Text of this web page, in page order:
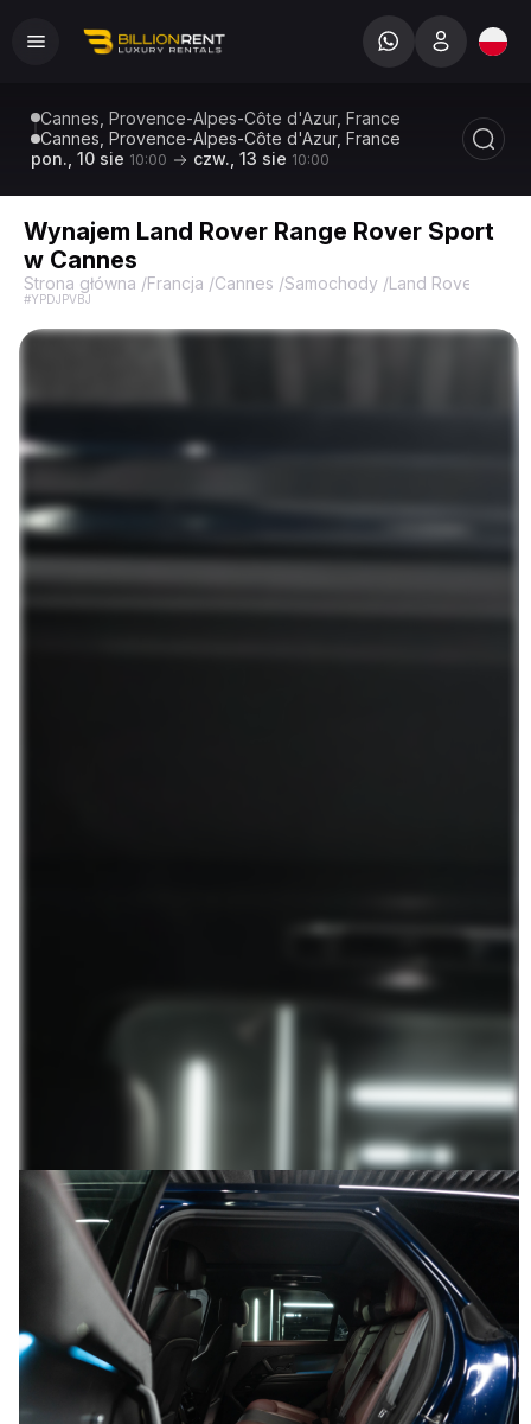
Cannes, Provence-Alpes-Côte d'Azur, France
Cannes, Provence-Alpes-Côte d'Azur, France
pon., 10 sie 10:00 czw., 13 sie 10:00
Wynajem Land Rover Range Rover Sport
w Cannes
Strona główna /Francja /Cannes /Samochody /Land Rover
#YPDJPVBJ